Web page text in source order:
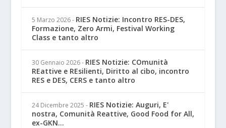
5 Marzo 2026 - RIES Notizie: Incontro RES-DES,
Formazione, Zero Armi, Festival Working
Class e tanto altro
30 Gennaio 2026 - RIES Notizie: COmunità
REattive e REsilienti, Diritto al cibo, incontro
RES e DES, CERS e tanto altro
24 Dicembre 2025 - RIES Notizie: Auguri, E'
nostra, Comunità Reattive, Good Food for All,
ex-GKN...